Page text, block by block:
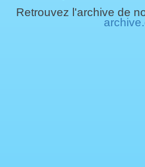
Retrouvez l'archive de